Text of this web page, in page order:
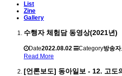
List
Zine
Gallery
수행자 체험담 동영상(2021년)
Date2022.08.02 Category방송
Read More
[언론보도] 동아일보 - 12. 고도